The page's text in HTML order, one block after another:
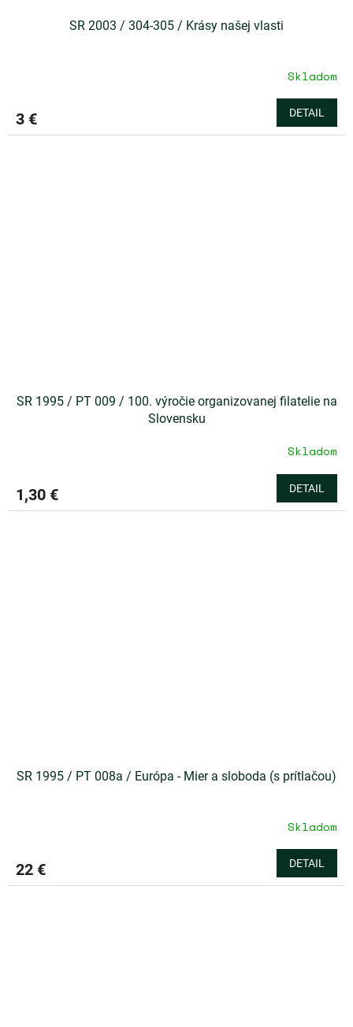
SR 2003 / 304-305 / Krásy našej vlasti
Skladom
3 € DETAIL
SR 1995 / PT 009 / 100. výročie organizovanej filatelie na
Slovensku
je
5,0
Skladom
1,30 € DETAIL
SR 1995 / PT 008a / Európa - Mier a sloboda (s prítlačou)
Skladom
22 € DETAIL